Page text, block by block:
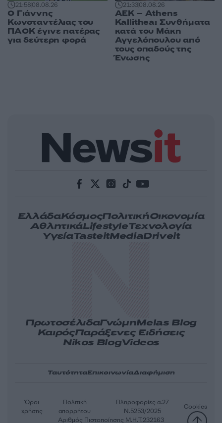
21:5808.08.26
Ο Γιάννης
Κωνσταντέλιας του
ΠΑΟΚ έγινε πατέρας
για δεύτερη φορά
21:3308.08.26
ΑΕΚ – Athens
Kallithea: Συνθήματα
κατά του Μάκη
Αγγελόπουλου από
τους οπαδούς της
Ένωσης
ΕλλάδαΚόσμοςΠολιτικήΟικονομία
ΑθλητικάLifestyleΤεχνολογία
ΥγείαTasteitMediaDriveit
ΠρωτοσέλιδαΓνώμηMelas Blog
ΚαιρόςΠαράξενες Ειδήσεις
Nikos BlogVideos
ΤαυτότηταΕπικοινωνίαΔιαφήμιση
Αριθμός Πιστοποίησης Μ.Η.Τ.232163
Όροι
χρήσης
Πολιτική
απορρήτου
Πληροφορίες α.27
Ν.5253/2025
Cookies